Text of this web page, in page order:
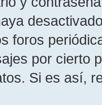
foros
por cierto
Si es así,